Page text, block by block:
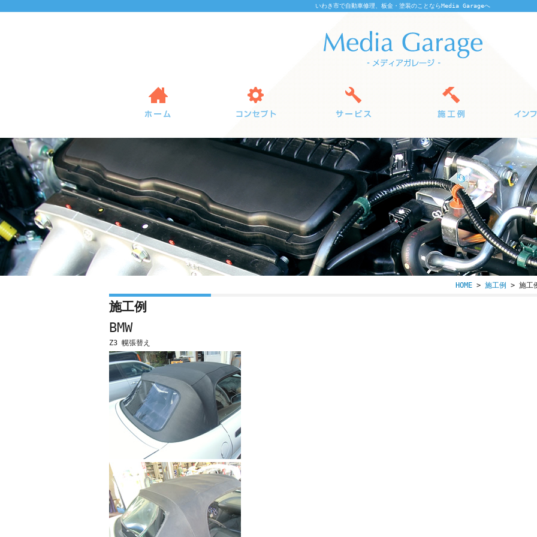
いわき市で自動車修理、板金・塗装のことならMedia Garageへ
HOME > 施工例 > 施工
施工例
BMW
Z3 幌張替え